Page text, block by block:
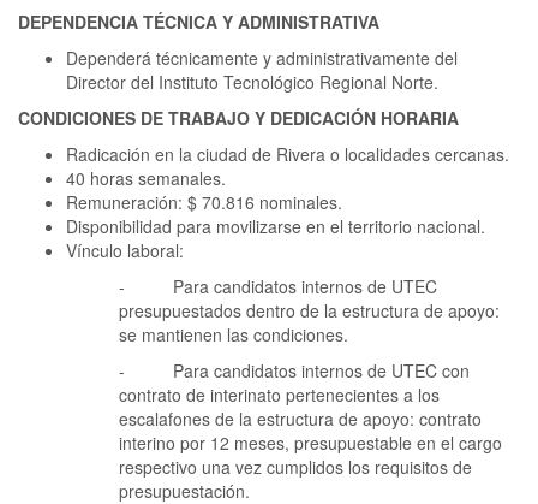
DEPENDENCIA TÉCNICA Y ADMINISTRATIVA
Dependerá técnicamente y administrativamente del
Director del Instituto Tecnológico Regional Norte.
CONDICIONES DE TRABAJO Y DEDICACIÓN HORARIA
Radicación en la ciudad de Rivera o localidades cercanas.
40 horas semanales.
Remuneración: $ 70.816 nominales.
Disponibilidad para movilizarse en el territorio nacional.
Vínculo laboral:
- Para candidatos internos de UTEC
presupuestados dentro de la estructura de apoyo:
se mantienen las condiciones.
- Para candidatos internos de UTEC con
contrato de interinato pertenecientes a los
escalafones de la estructura de apoyo: contrato
interino por 12 meses, presupuestable en el cargo
respectivo una vez cumplidos los requisitos de
presupuestación.